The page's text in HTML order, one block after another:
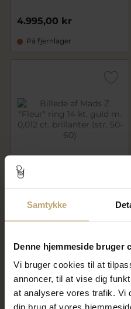
Samtykke
Denne hjemmeside bruger
Vi bruger cookies til at
annoncer, til at vise dig
at analysere vores trafik. Vi
din brug af vores
4.995,00 kr
På fjernlager
60)
På fjernlager